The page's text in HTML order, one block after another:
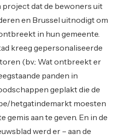
project dat de bewoners uit
en Brussel uitnodigt om
in hun gemeente.
kreeg gepersonaliseerde
(bv.: Wat ontbreekt er
panden in
geplakt die de
hetgatindemarkt moesten
gemis aan te geven. En in de
werd er – aan de